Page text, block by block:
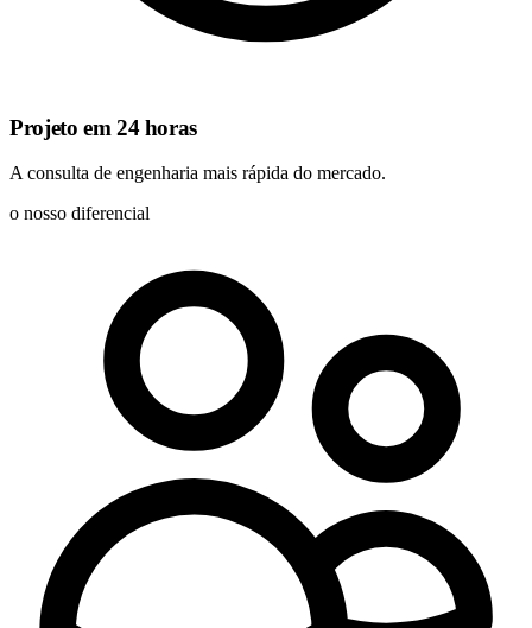
Projeto em 24 horas
A consulta de engenharia mais rápida do mercado.
o nosso diferencial